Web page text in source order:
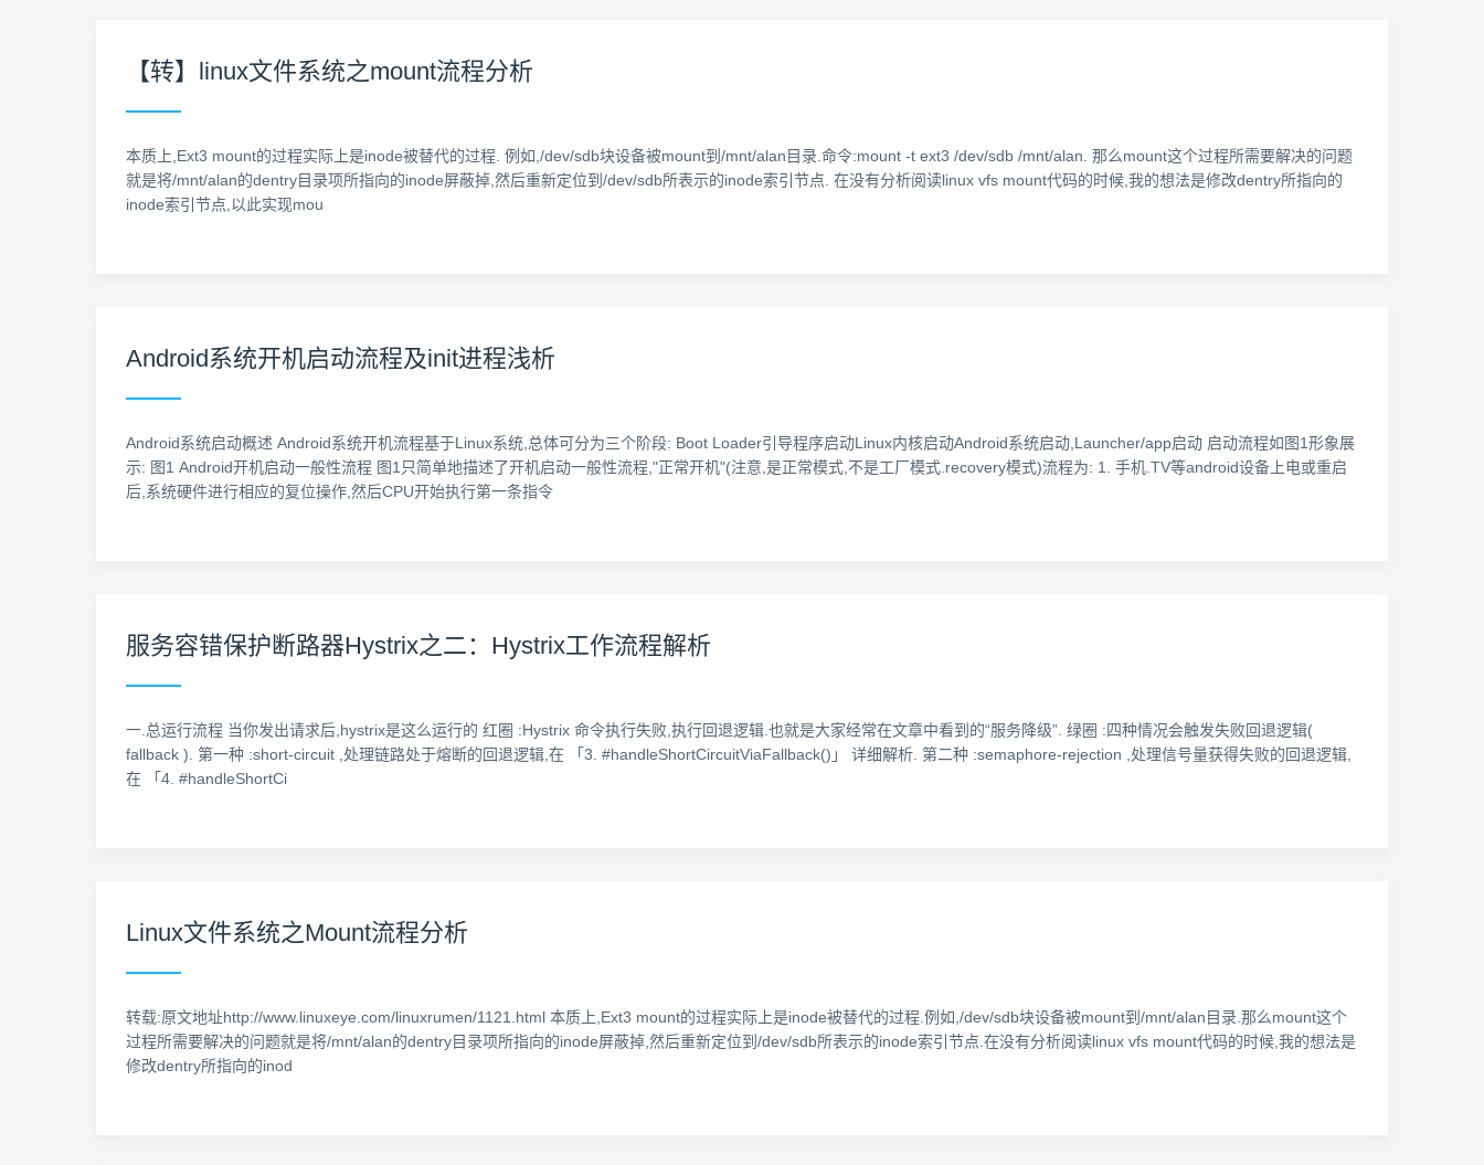
【转】linux文件系统之mount流程分析
本质上,Ext3 mount的过程实际上是inode被替代的过程. 例如,/dev/sdb块设备被mount到/mnt/alan目录.命令:mount -t ext3 /dev/sdb /mnt/alan. 那么mount这个过程所需要解决的问题
就是将/mnt/alan的dentry目录项所指向的inode屏蔽掉,然后重新定位到/dev/sdb所表示的inode索引节点. 在没有分析阅读linux vfs mount代码的时候,我的想法是修改dentry所指向的
inode索引节点,以此实现mou
Android系统开机启动流程及init进程浅析
Android系统启动概述 Android系统开机流程基于Linux系统,总体可分为三个阶段: Boot Loader引导程序启动Linux内核启动Android系统启动,Launcher/app启动 启动流程如图1形象展
示: 图1 Android开机启动一般性流程 图1只简单地描述了开机启动一般性流程,"正常开机"(注意,是正常模式,不是工厂模式.recovery模式)流程为: 1. 手机.TV等android设备上电或重启
后,系统硬件进行相应的复位操作,然后CPU开始执行第一条指令
服务容错保护断路器Hystrix之二：Hystrix工作流程解析
一.总运行流程 当你发出请求后,hystrix是这么运行的 红圈 :Hystrix 命令执行失败,执行回退逻辑.也就是大家经常在文章中看到的“服务降级”. 绿圈 :四种情况会触发失败回退逻辑(
fallback ). 第一种 :short-circuit ,处理链路处于熔断的回退逻辑,在 「3. #handleShortCircuitViaFallback()」 详细解析. 第二种 :semaphore-rejection ,处理信号量获得失败的回退逻辑,
在 「4. #handleShortCi
Linux文件系统之Mount流程分析
转载:原文地址http://www.linuxeye.com/linuxrumen/1121.html 本质上,Ext3 mount的过程实际上是inode被替代的过程.例如,/dev/sdb块设备被mount到/mnt/alan目录.那么mount这个
过程所需要解决的问题就是将/mnt/alan的dentry目录项所指向的inode屏蔽掉,然后重新定位到/dev/sdb所表示的inode索引节点.在没有分析阅读linux vfs mount代码的时候,我的想法是
修改dentry所指向的inod